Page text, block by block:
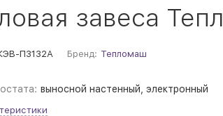
завеса
П3132А Бренд: Тепломаш
выносной настенный, электронный